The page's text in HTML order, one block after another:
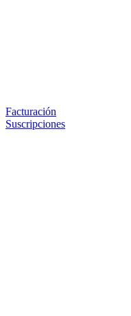
Facturación
Suscripciones